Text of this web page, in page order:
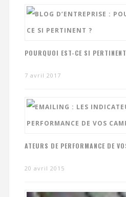
POURQUOI EST-CE SI
7 avril 2017
ATEURS DE PERFORMANCE DE
20 avril 2015